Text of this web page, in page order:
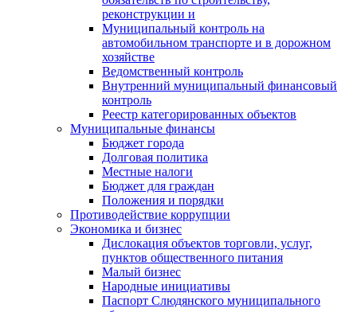
реконструкции и
Муниципальный контроль на
автомобильном транспорте и в дорожном
хозяйстве
Ведомственный контроль
Внутренний муниципальный финансовый
контроль
Реестр категорированных объектов
Муниципальные финансы
Бюджет города
Долговая политика
Местные налоги
Бюджет для граждан
Положения и порядки
Противодействие коррупции
Экономика и бизнес
Дислокация объектов торговли, услуг,
пунктов общественного питания
Малый бизнес
Народные инициативы
Паспорт Слюдянского муниципального